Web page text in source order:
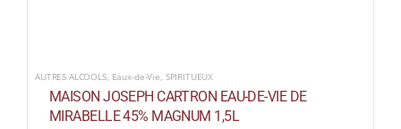
AUTRES ALCOOLS, Eaux-de-Vie SPIRITUEUX
MAISON JOSEPH CARTRON EAU-DE-VIE DE
MIRABELLE 45% MAGNUM 1,5L